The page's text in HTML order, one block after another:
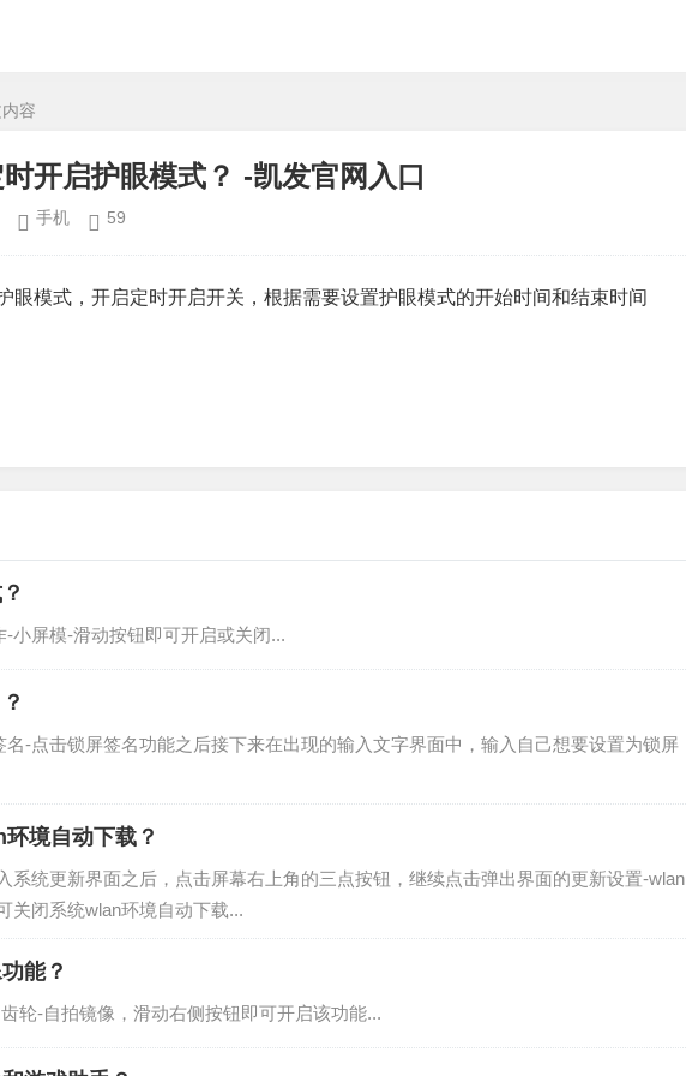
容
开启护眼模式？ -凯发官网入口
手机 59
眼模式，开启定时开启开关，根据需要设置护眼模式的开始时间和结束时间
小屏模-滑动按钮即可开启或关闭...
-点击锁屏签名功能之后接下来在出现的输入文字界面中，输入自己想要设置为锁屏
境自动下载？
系统更新界面之后，点击屏幕右上角的三点按钮，继续点击弹出界面的更新设置-wlan
关闭系统wlan环境自动下载...
能？
轮-自拍镜像，滑动右侧按钮即可开启该功能...